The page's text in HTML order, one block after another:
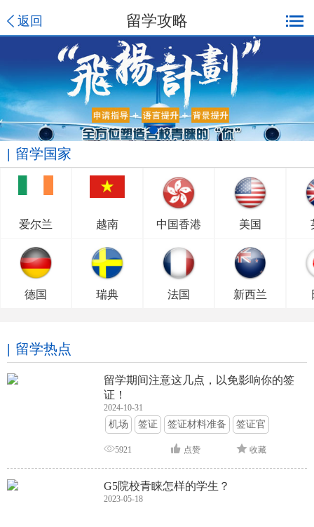
返回 留学攻略
留学国家
爱尔兰 越南 中国香港 美国
德国 瑞典 法国 新西兰
留学热点
留学期间注意这几点，以免影响你的签
证！
2024-10-31
机场 签证 签证材料准备 签证官
签证面试 签证申请攻略
5921 点赞 收藏
G5院校青睐怎样的学生？
2023-05-18